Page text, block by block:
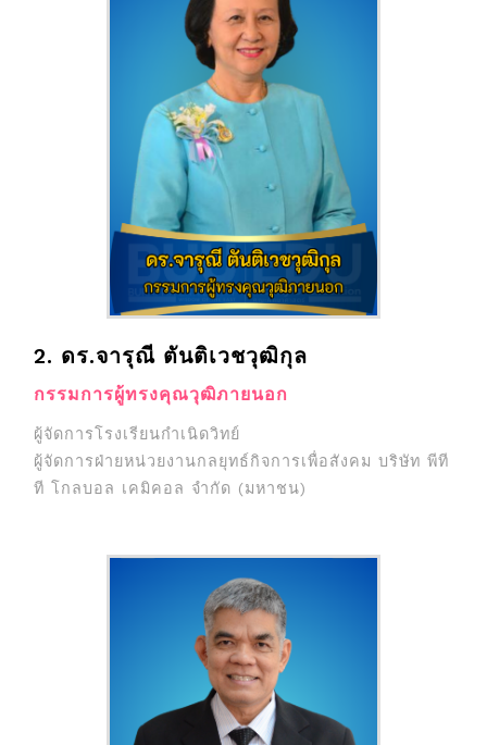
2. ดร.จารุณี ตันติเวชวุฒิกุล
กรรมการผู้ทรงคุณวุฒิภายนอก
ผู้จัดการโรงเรียนกำเนิดวิทย์
ผู้จัดการฝ่ายหน่วยงานกลยุทธ์กิจการเพื่อสังคม บริษัท พีที
ที โกลบอล เคมิคอล จำกัด (มหาชน)